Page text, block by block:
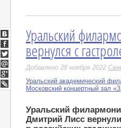
Уральский
вернулся с
Добавлено 28 ноября 2022
Уральский академический
Московский концертный зал
Уральский
Дмитрий Лисс
ВКонтакте
Facebook
Twitter
Мой
Мир
Google+
LiveJournal